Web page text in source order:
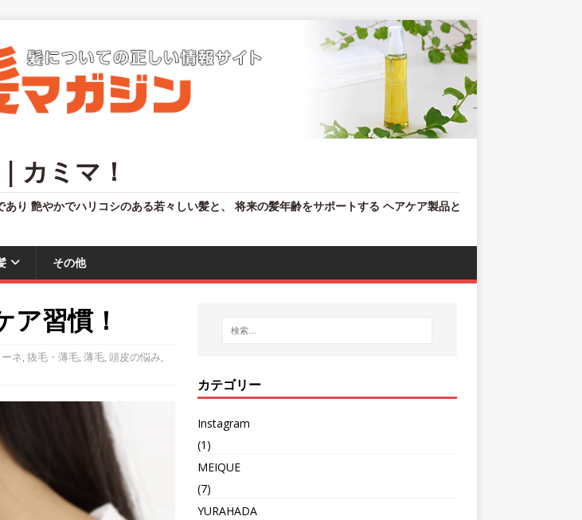
カミマ！
り 艶やかでハリコシのある若々しい髪と、 将来の髪年齢をサポートする ヘアケア製品と
その他
習慣！
ネ,抜毛・薄毛,薄毛,頭皮の悩み,
カテゴリー
Instagram
(1)
MEIQUE
(7)
YURAHADA